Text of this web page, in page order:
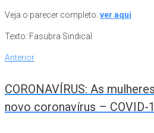
Veja o parecer completo: ver aqui
Texto: Fasubra Sindical
Anterior
CORONAVÍRUS: As
novo coronavírus – COVID-